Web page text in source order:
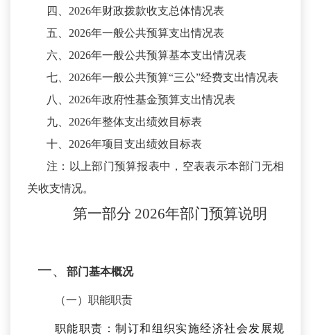
四、 2026年财政拨款收支总体情况表
五、 2026年一般公共预算支出情况表
六、 2026年一般公共预算基本支出情况表
七、 2026年一般公共预算“三公”经费支出情况表
八、 2026年政府性基金预算支出情况表
九、 2026年整体支出绩效目标表
十、 2026年项目支出绩效目标表
注：以上部门预算报表中，空表表示本部门无相
关收支情况。
第一部分 2026年部门预算说明
一、 部门基本概况
（一）职能职责
职能职责：制订和组织实施经济社会发展规